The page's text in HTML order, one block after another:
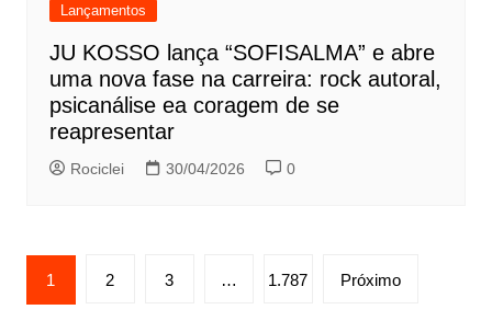
Lançamentos
JU KOSSO lança “SOFISALMA” e abre
uma nova fase na carreira: rock autoral,
psicanálise ea coragem de se
reapresentar
Rociclei 30/04/2026 0
Paginação
de
1 2 3 … 1.787 Próximo